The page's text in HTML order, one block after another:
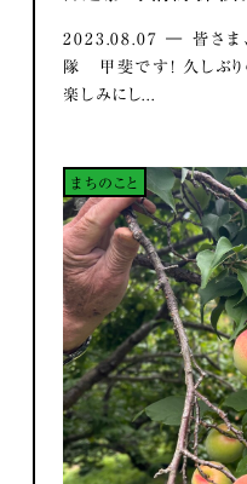
2023.08.07 ― 皆さま
隊 甲斐です！ 久しぶり
楽しみにし...
まちのこと